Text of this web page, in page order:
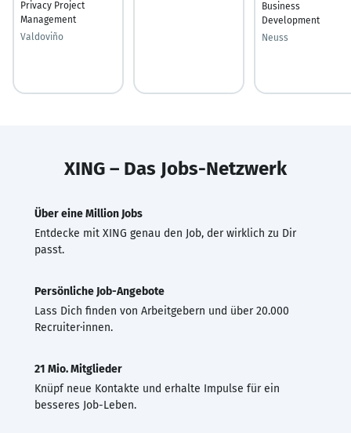
Privacy Project
Management
Valdoviño
Business
Development
Neuss
XING – Das Jobs-Netzwerk
Über eine Million Jobs
Entdecke mit XING genau den Job, der wirklich zu Dir
passt.
Persönliche Job-Angebote
Lass Dich finden von Arbeitgebern und über 20.000
Recruiter·innen.
21 Mio. Mitglieder
Knüpf neue Kontakte und erhalte Impulse für ein
besseres Job-Leben.